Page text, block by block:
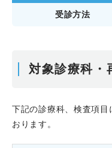
受診方法
対象診療科・
下記の診療科、検査項
おります。